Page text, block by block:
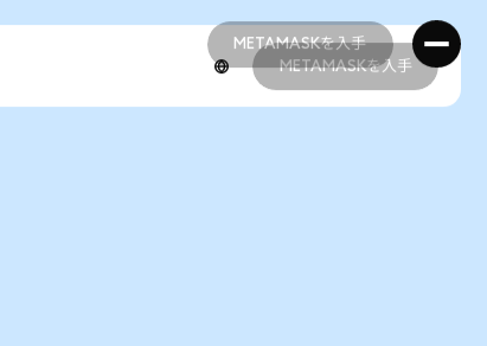
METAMASKを入手
METAMASKを入手
METAMASKを入手